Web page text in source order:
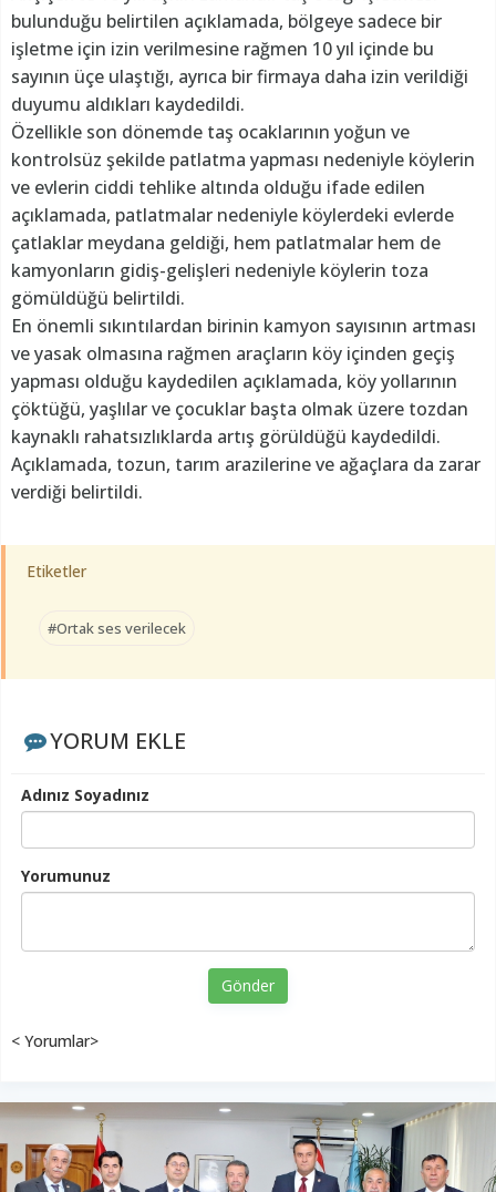
bulunduğu belirtilen açıklamada, bölgeye sadece bir
işletme için izin verilmesine rağmen 10 yıl içinde bu
sayının üçe ulaştığı, ayrıca bir firmaya daha izin verildiği
duyumu aldıkları kaydedildi.
Özellikle son dönemde taş ocaklarının yoğun ve
kontrolsüz şekilde patlatma yapması nedeniyle köylerin
ve evlerin ciddi tehlike altında olduğu ifade edilen
açıklamada, patlatmalar nedeniyle köylerdeki evlerde
çatlaklar meydana geldiği, hem patlatmalar hem de
kamyonların gidiş-gelişleri nedeniyle köylerin toza
gömüldüğü belirtildi.
En önemli sıkıntılardan birinin kamyon sayısının artması
ve yasak olmasına rağmen araçların köy içinden geçiş
yapması olduğu kaydedilen açıklamada, köy yollarının
çöktüğü, yaşlılar ve çocuklar başta olmak üzere tozdan
kaynaklı rahatsızlıklarda artış görüldüğü kaydedildi.
Açıklamada, tozun, tarım arazilerine ve ağaçlara da zarar
verdiği belirtildi.
Etiketler
#Ortak ses verilecek
YORUM EKLE
Adınız Soyadınız
Yorumunuz
Gönder
< Yorumlar>